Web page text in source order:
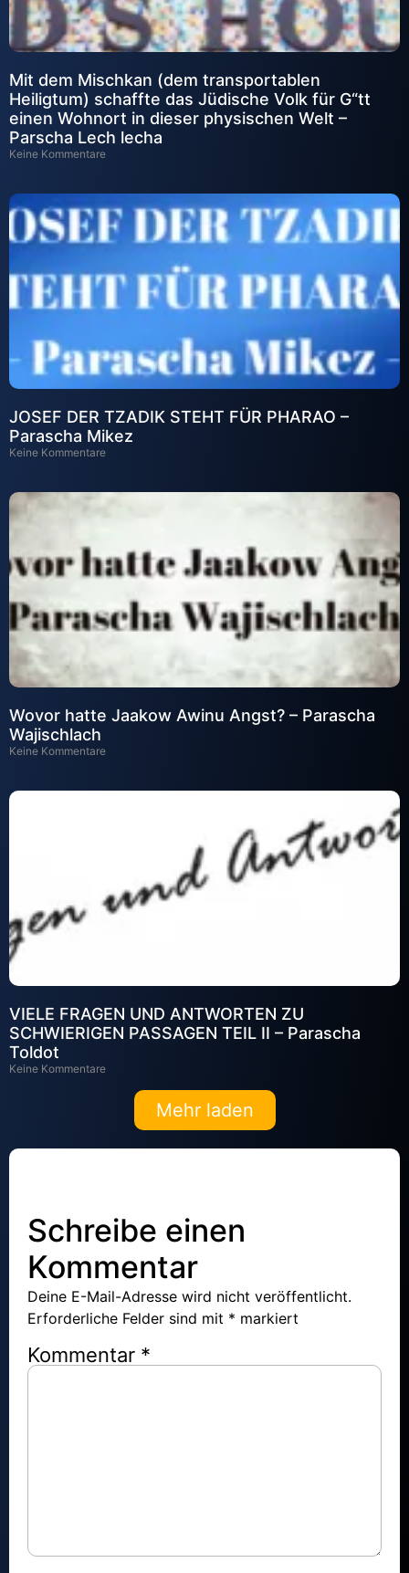
Mit dem Mischkan (dem transportablen
Heiligtum) schaffte das Jüdische Volk für G“tt
einen Wohnort in dieser physischen Welt –
Parscha Lech lecha
Keine Kommentare
JOSEF DER TZADIK STEHT FÜR PHARAO –
Parascha Mikez
Keine Kommentare
Wovor hatte Jaakow Awinu Angst? – Parascha
Wajischlach
Keine Kommentare
VIELE FRAGEN UND ANTWORTEN ZU
SCHWIERIGEN PASSAGEN TEIL II – Parascha
Toldot
Keine Kommentare
Mehr laden
Schreibe einen
Kommentar
Deine E-Mail-Adresse wird nicht veröffentlicht.
Erforderliche Felder sind mit * markiert
Kommentar *